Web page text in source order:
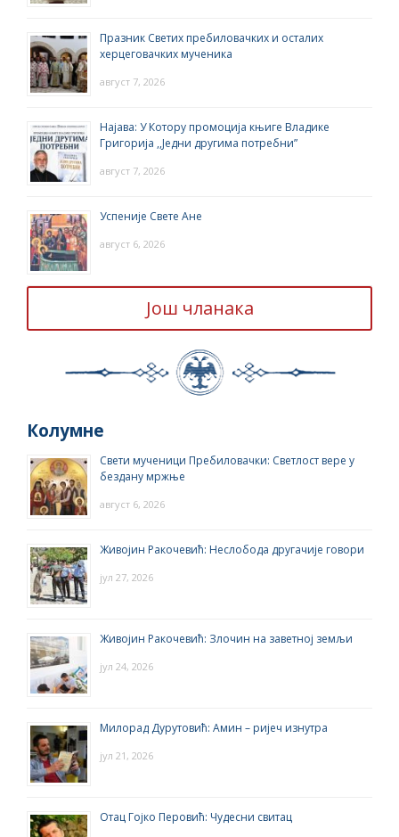
Празник Светих пребиловачких и осталих
херцеговачких мученика
август 7, 2026
Најава: У Котору промоција књиге Владике
Григорија ,,Једни другима потребни”
август 7, 2026
Успеније Свете Ане
август 6, 2026
Још чланака
Колумне
Свети мученици Пребиловачки: Светлост вере у
бездану мржње
август 6, 2026
Живојин Ракочевић: Неслобода другачије говори
јул 27, 2026
Живојин Ракочевић: Злочин на заветној земљи
јул 24, 2026
Милорад Дурутовић: Амин – ријеч изнутра
јул 21, 2026
Отац Гојко Перовић: Чудесни свитац